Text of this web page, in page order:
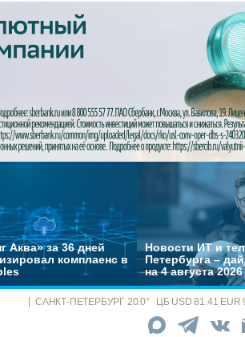
Аква» за 36 дней
комплаенс в
Новости ИТ и
Петербурга –
на 4 августа
САНКТ-ПЕТЕРБУРГ 20.0° ЦБ USD 81.41 EUR